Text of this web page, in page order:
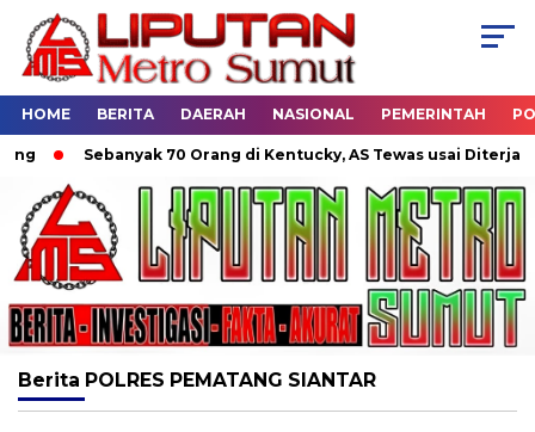
HOME BERITA DAERAH NASIONAL PEMERINTAH
Sebanyak 70 Orang di Kentucky, AS Tewas usai Diterjang
Berita POLRES PEMATANG SIANTAR